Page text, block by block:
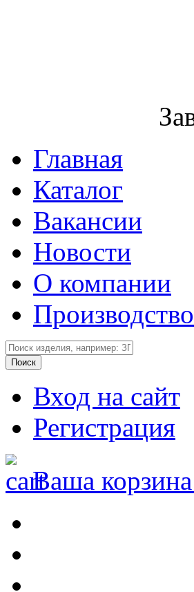
Главная
Каталог
Вакансии
Новости
О компании
Производство
Вход на сайт
Регистрация
Ваша